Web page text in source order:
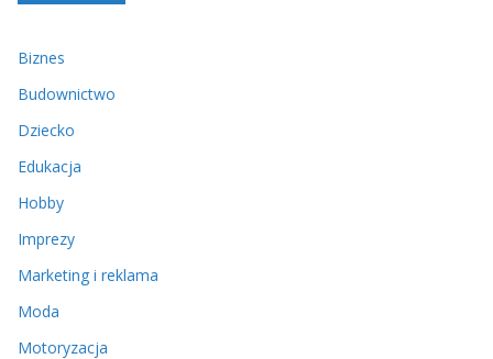
Biznes
Budownictwo
Dziecko
Edukacja
Hobby
Imprezy
Marketing i reklama
Moda
Motoryzacja